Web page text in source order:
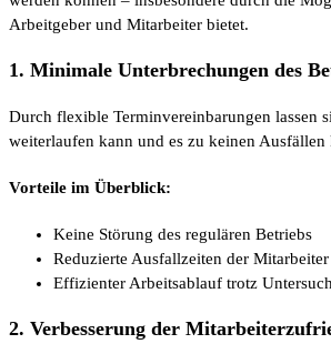
Arbeitgeber und Mitarbeiter bietet.
1. Minimale Unterbrechungen des
Durch flexible Terminvereinbarungen lassen
weiterlaufen kann und es zu keinen
Vorteile im Überblick:
Keine Störung des regulären Betriebs
Reduzierte Ausfallzeiten der Mitarbeiter
Effizienter Arbeitsablauf trotz
2. Verbesserung der